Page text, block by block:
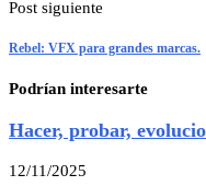
Post siguiente
Rebel: VFX para grandes marcas.
Podrían interesarte
Hacer, probar,
12/11/2025